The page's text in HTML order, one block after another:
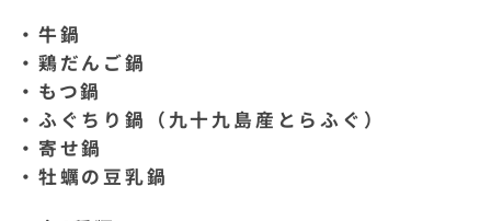
・牛鍋
・鶏だんご鍋
・もつ鍋
・ふぐちり鍋（九十九島産とらふぐ）
・寄せ鍋
・牡蠣の豆乳鍋